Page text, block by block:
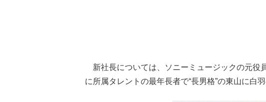
新社長については、ソニーミュージックの元役
に所属タレントの最年長者で“長男格”の東山に白羽